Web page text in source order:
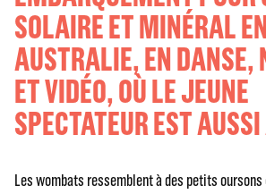
SOLAIRE ET MINÉRAL
AUSTRALIE, EN DANSE,
ET VIDÉO, OÙ LE JEUNE
SPECTATEUR EST
Les wombats ressemblent à des petits